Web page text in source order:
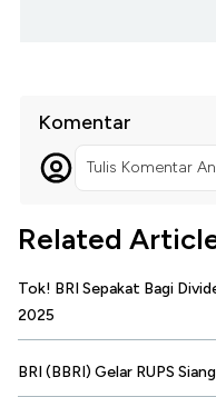
Komentar
Tulis Komentar
Related
Tok! BRI Sepakat Bagi
2025
BRI (BBRI) Gelar RUPS